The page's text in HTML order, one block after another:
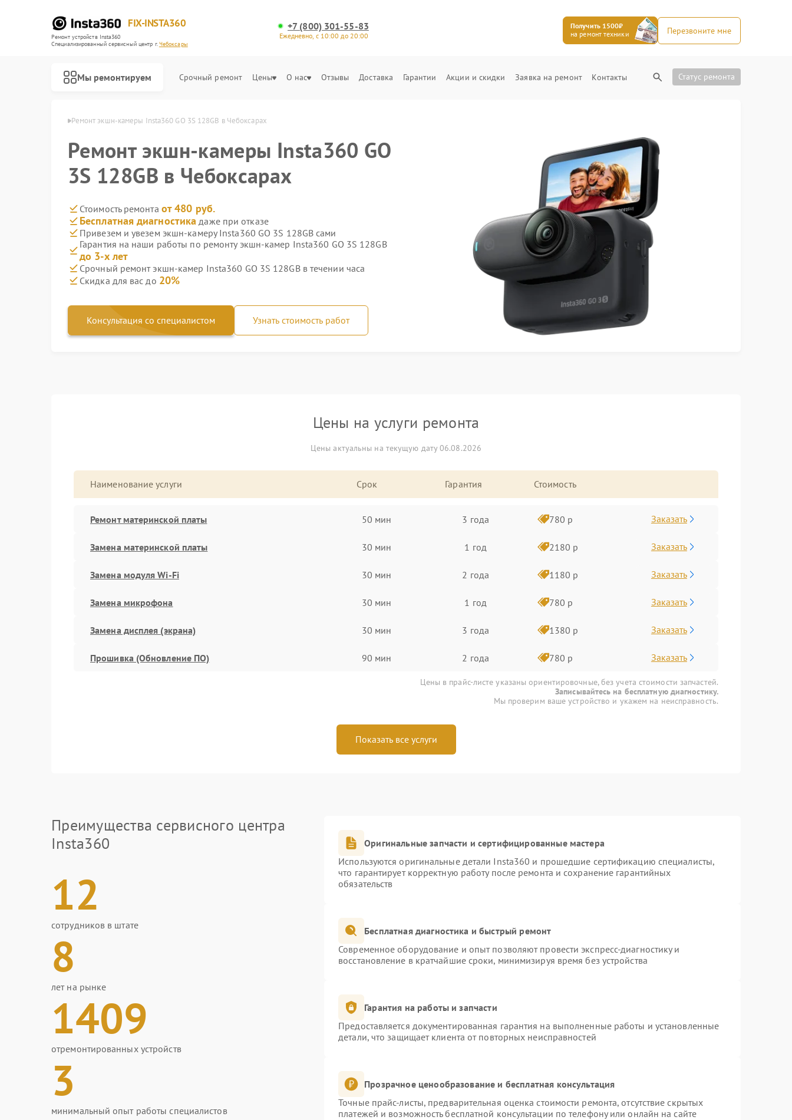
FIX-INSTA360
Ремонт устройств Insta360
Специализированный cервисный центр г.Чебоксары
+7 (800) 301-55-83
Ежедневно, с 10:00 до 20:00
Получить 1500₽
на ремонт техники
Перезвоните мне
Мы ремонтируем Срочный ремонт Цены О нас Отзывы Доставка Гарантии Акции и скидки Заявка на ремонт Контакты Статус ремонта
Ремонт экшн-камеры Insta360 GO 3S 128GB в Чебоксарах
Ремонт экшн-камеры Insta360 GO
3S 128GB в Чебоксарах
Стоимость ремонта от 480 руб.
Бесплатная диагностика даже при отказе
Привезем и увезем экшн-камеру Insta360 GO 3S 128GB сами
Гарантия на наши работы по ремонту экшн-камер Insta360 GO 3S 128GB
до 3-х лет
Срочный ремонт экшн-камер Insta360 GO 3S 128GB в течении часа
Скидка для вас до 20%
Консультация со специалистом Узнать стоимость работ
Цены на услуги ремонта
Цены актуальны на текущую дату 06.08.2026
Наименование услуги Срок Гарантия Стоимость
Ремонт материнской платы 50 мин 3 года 780 р Заказать
Замена материнской платы 30 мин 1 год 2180 р Заказать
Замена модуля Wi-Fi 30 мин 2 года 1180 р Заказать
Замена микрофона 30 мин 1 год 780 р Заказать
Замена дисплея (экрана) 30 мин 3 года 1380 р Заказать
Прошивка (Обновление ПО) 90 мин 2 года 780 р Заказать
Цены в прайс-листе указаны ориентировочные, без учета стоимости запчастей.
Записывайтесь на бесплатную диагностику.
Мы проверим ваше устройство и укажем на неисправность.
Показать все услуги
Преимущества сервисного центра
Insta360
12
сотрудников в штате
8
лет на рынке
1409
отремонтированных устройств
3
минимальный опыт работы специалистов
Оригинальные запчасти и сертифицированные мастера
Используются оригинальные детали Insta360 и прошедшие сертификацию специалисты,
что гарантирует корректную работу после ремонта и сохранение гарантийных
обязательств
Бесплатная диагностика и быстрый ремонт
Современное оборудование и опыт позволяют провести экспресс-диагностику и
восстановление в кратчайшие сроки, минимизируя время без устройства
Гарантия на работы и запчасти
Предоставляется документированная гарантия на выполненные работы и установленные
детали, что защищает клиента от повторных неисправностей
Прозрачное ценообразование и бесплатная консультация
Точные прайс-листы, предварительная оценка стоимости ремонта, отсутствие скрытых
платежей и возможность бесплатной консультации по телефону или онлайн на сайте